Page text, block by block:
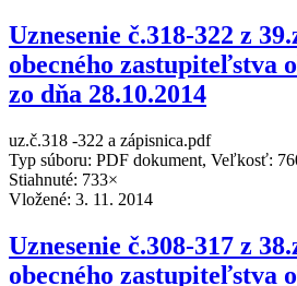
Uznesenie č.318-322 z
obecného zastupiteľstva
zo dňa 28.10.2014
uz.č.318 -322 a zápisnica.pdf
Typ súboru: PDF dokument, Veľkosť:
Stiahnuté: 733×
Vložené: 3. 11. 2014
Uznesenie č.308-317 z
obecného zastupiteľstva